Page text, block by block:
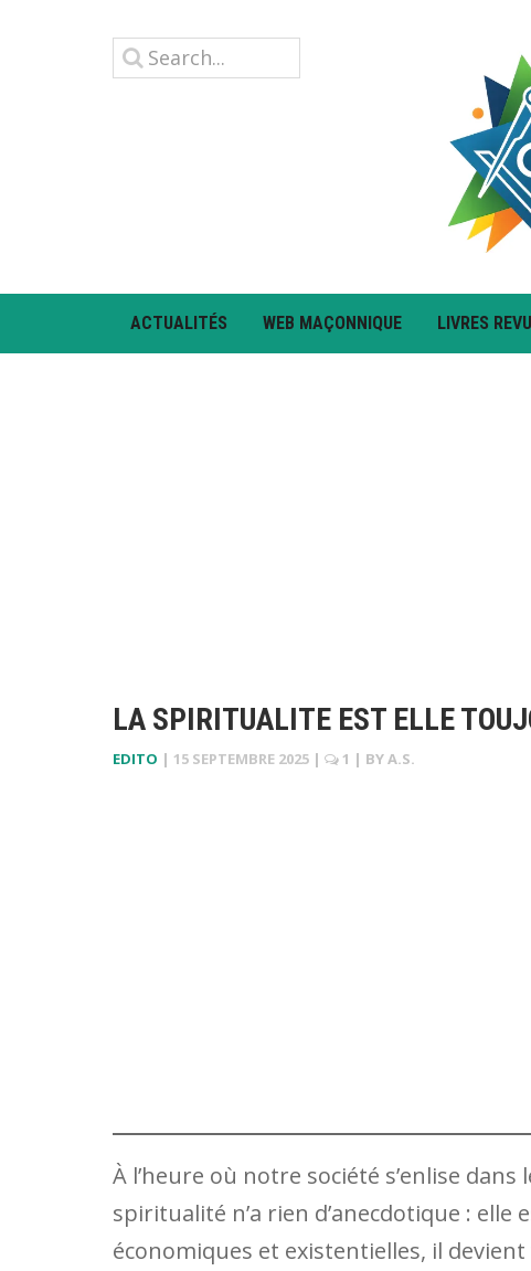
ACTUALITÉS WEB MAÇONNIQUE LIVRES
LA SPIRITUALITE EST ELLE
EDITO | 15 SEPTEMBRE 2025 | 1 | BYA.S.
À l’heure où notre société s’enlise
spiritualité n’a rien d’anecdotique : elle
économiques et existentielles, il